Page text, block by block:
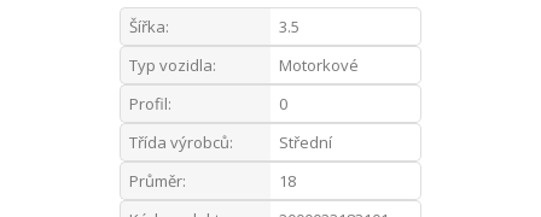
Šířka:
3.5
Typ vozidla:
Motorkové
Profil:
0
Třída výrobců:
Střední
Průměr:
18